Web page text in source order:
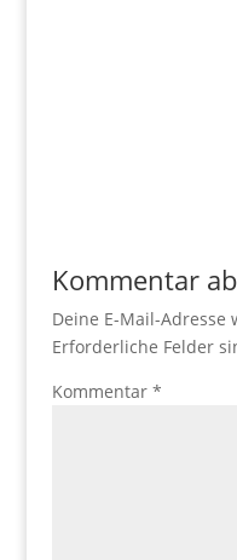
Kommentar
Deine E-Mail-
Erforderliche Felder
Kommentar *